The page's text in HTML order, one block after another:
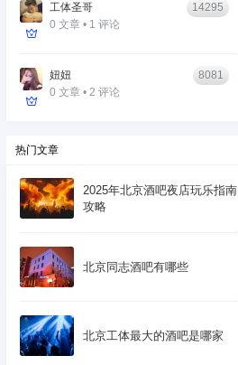
工体圣哥
0 文章 • 1 评论
14295
妞妞
0 文章 • 2 评论
8081
热门文章
2025年北京酒吧夜店玩乐指南
攻略
北京同志酒吧有哪些
北京工体最大的酒吧是哪家